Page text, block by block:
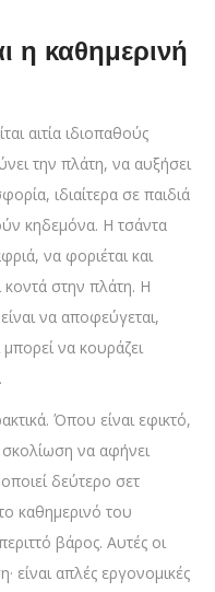
η καθημερινή
αιτία ιδιοπαθούς
την πλάτη, να αυξήσει
ιδιαίτερα σε παιδιά
κηδεμόνα. Η τσάντα
να φοριέται και
στην πλάτη. Η
να αποφεύγεται,
μπορεί να κουράζει
Όπου είναι εφικτό,
σκολίωση να αφήνει
δεύτερο σετ
καθημερινό του
βάρος. Αυτές οι
είναι απλές εργονομικές